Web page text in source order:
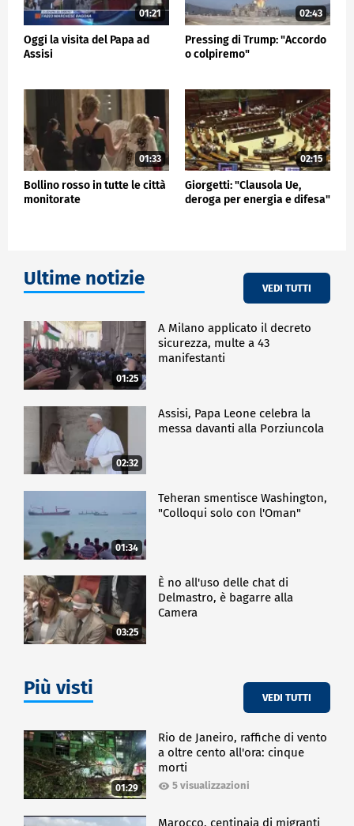
01:21
Oggi la visita del Papa ad
Assisi
02:43
Pressing di Trump: "Accordo
o colpiremo"
01:33
Bollino rosso in tutte le città
monitorate
02:15
Giorgetti: "Clausola Ue,
deroga per energia e difesa"
Ultime notizie VEDI TUTTI
01:25
A Milano applicato il decreto
sicurezza, multe a 43
manifestanti
02:32
Assisi, Papa Leone celebra la
messa davanti alla Porziuncola
01:34
Teheran smentisce Washington,
"Colloqui solo con l'Oman"
03:25
È no all'uso delle chat di
Delmastro, è bagarre alla
Camera
Più visti VEDI TUTTI
01:29
Rio de Janeiro, raffiche di vento
a oltre cento all'ora: cinque
morti
5 visualizzazioni
Marocco, centinaia di migranti